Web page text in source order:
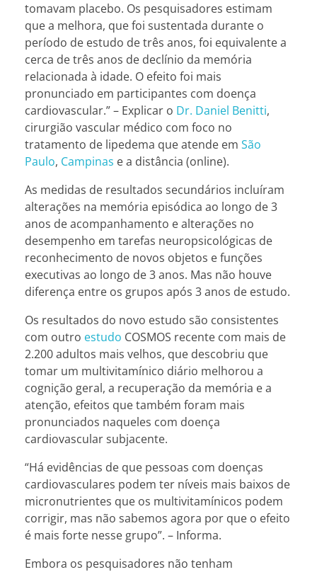
tomavam placebo. Os pesquisadores estimam
que a melhora, que foi sustentada durante o
período de estudo de três anos, foi equivalente a
cerca de três anos de declínio da memória
relacionada à idade. O efeito foi mais
pronunciado em participantes com doença
cardiovascular.” – Explicar o Dr. Daniel Benitti,
cirurgião vascular médico com foco no
tratamento de lipedema que atende em São
Paulo, Campinas e a distância (online).
As medidas de resultados secundários incluíram
alterações na memória episódica ao longo de 3
anos de acompanhamento e alterações no
desempenho em tarefas neuropsicológicas de
reconhecimento de novos objetos e funções
executivas ao longo de 3 anos. Mas não houve
diferença entre os grupos após 3 anos de estudo.
Os resultados do novo estudo são consistentes
com outro estudo COSMOS recente com mais de
2.200 adultos mais velhos, que descobriu que
tomar um multivitamínico diário melhorou a
cognição geral, a recuperação da memória e a
atenção, efeitos que também foram mais
pronunciados naqueles com doença
cardiovascular subjacente.
“Há evidências de que pessoas com doenças
cardiovasculares podem ter níveis mais baixos de
micronutrientes que os multivitamínicos podem
corrigir, mas não sabemos agora por que o efeito
é mais forte nesse grupo”. – Informa.
Embora os pesquisadores não tenham